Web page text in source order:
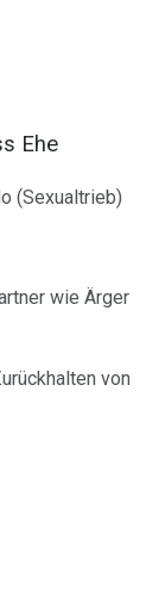
Ehe
(Sexualtrieb)
wie Ärger
von